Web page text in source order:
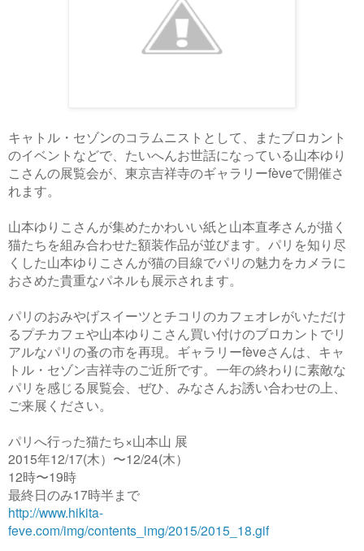
キャトル・セゾンのコラムニストとして、またブロカント
のイベントなどで、たいへんお世話になっている山本ゆり
こさんの展覧会が、東京吉祥寺のギャラリーfèveで開催さ
れます。
山本ゆりこさんが集めたかわいい紙と山本直孝さんが描く
猫たちを組み合わせた額装作品が並びます。パリを知り尽
くした山本ゆりこさんが猫の目線でパリの魅力をカメラに
おさめた貴重なパネルも展示されます。
パリのおみやげスイーツとチコリのカフェオレがいただけ
るプチカフェや山本ゆりこさん買い付けのブロカントでリ
アルなパリの蚤の市を再現。ギャラリーfèveさんは、キャ
トル・セゾン吉祥寺のご近所です。一年の終わりに素敵な
パリを感じる展覧会、ぜひ、みなさんお誘い合わせの上、
ご来展ください。
パリへ行った猫たち×山本山 展
2015年12/17(木）〜12/24(木）
12時〜19時
最終日のみ17時半まで
http://www.hikita-
feve.com/img/contents_img/2015/2015_18.gif